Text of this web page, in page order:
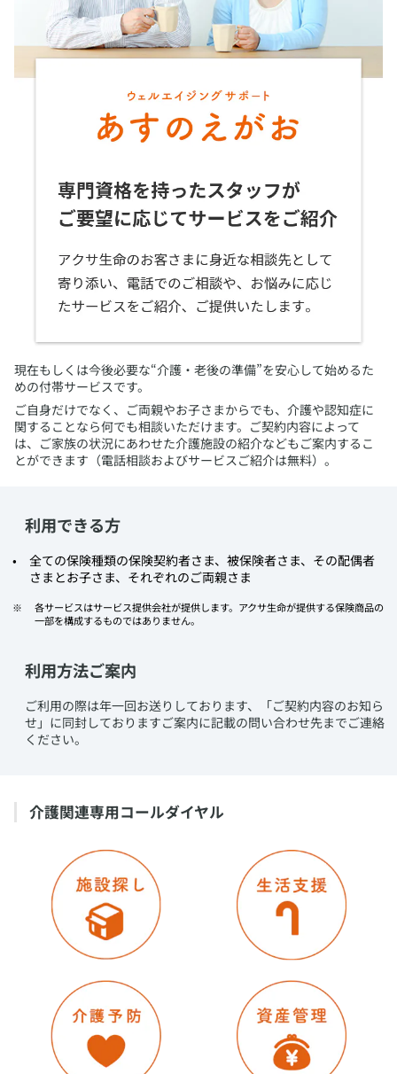
​現在もしくは今後必要な“介護・老後の準備”を安心して始めるた
めの付帯サービスです。
ご自身だけでなく、ご両親やお子さまからでも、介護や認知症に
関することなら何でも相談いただけます。ご契約内容によって
は、ご家族の状況にあわせた介護施設の紹介などもご案内するこ
とができます（電話相談およびサービスご紹介は無料）。
利用できる方
​全ての保険種類の保険契約者さま、被保険者さま、その配偶者
さまとお子さま、それぞれのご両親さま
​各サービスはサービス提供会社が提供します。アクサ生命が提供する保険商品の
一部を構成するものではありません。
利用方法ご案内
​ご利用の際は年一回お送りしております、「ご契約内容のお知ら
せ」に同封しておりますご案内に記載の問い合わせ先までご連絡
ください。
​介護関連専用コールダイヤル